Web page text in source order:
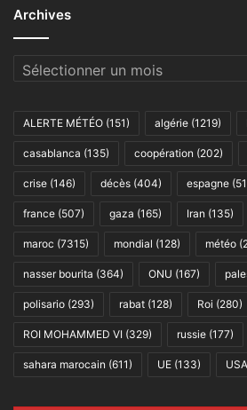
Archives
Archives
ALERTE MÉTÉO (151) algérie (1219)
casablanca (135) coopération (202)
crise (146) décès (404) espagne
france (507) gaza (165) Iran (135)
maroc (7315) mondial (128) météo
nasser bourita (364) ONU (167)
polisario (293) rabat (128) Roi (280)
ROI MOHAMMED VI (329) russie (177)
sahara marocain (611) UE (133) USA